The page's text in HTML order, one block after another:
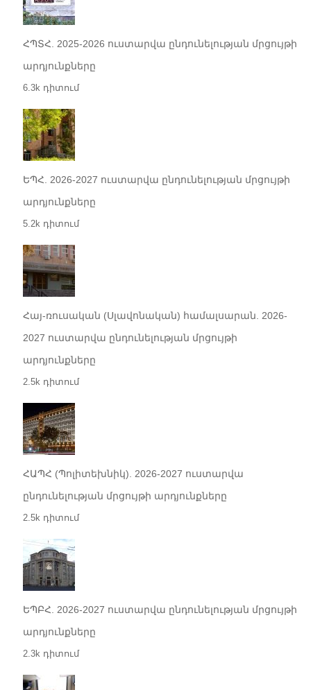
ՀՊՏՀ. 2025-2026 ուստարվա ընդունելության մրցույթի
արդյունքները
6.3k դիտում
ԵՊՀ. 2026-2027 ուստարվա ընդունելության մրցույթի
արդյունքները
5.2k դիտում
Հայ-ռուսական (Սլավոնական) համալսարան. 2026-
2027 ուստարվա ընդունելության մրցույթի
արդյունքները
2.5k դիտում
ՀԱՊՀ (Պոլիտեխնիկ). 2026-2027 ուստարվա
ընդունելության մրցույթի արդյունքները
2.5k դիտում
ԵՊԲՀ. 2026-2027 ուստարվա ընդունելության մրցույթի
արդյունքները
2.3k դիտում